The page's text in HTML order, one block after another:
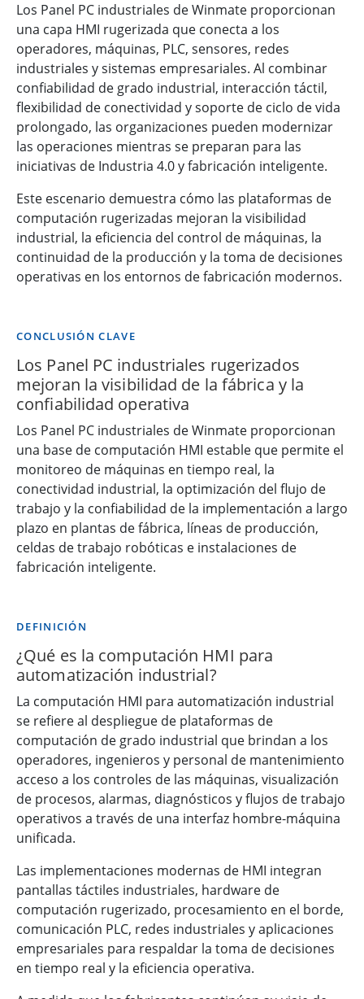
Los Panel PC industriales de Winmate proporcionan
una capa HMI rugerizada que conecta a los
operadores, máquinas, PLC, sensores, redes
industriales y sistemas empresariales. Al combinar
confiabilidad de grado industrial, interacción táctil,
flexibilidad de conectividad y soporte de ciclo de vida
prolongado, las organizaciones pueden modernizar
las operaciones mientras se preparan para las
iniciativas de Industria 4.0 y fabricación inteligente.
Este escenario demuestra cómo las plataformas de
computación rugerizadas mejoran la visibilidad
industrial, la eficiencia del control de máquinas, la
continuidad de la producción y la toma de decisiones
operativas en los entornos de fabricación modernos.
CONCLUSIÓN CLAVE
Los Panel PC industriales rugerizados
mejoran la visibilidad de la fábrica y la
confiabilidad operativa
Los Panel PC industriales de Winmate proporcionan
una base de computación HMI estable que permite el
monitoreo de máquinas en tiempo real, la
conectividad industrial, la optimización del flujo de
trabajo y la confiabilidad de la implementación a largo
plazo en plantas de fábrica, líneas de producción,
celdas de trabajo robóticas e instalaciones de
fabricación inteligente.
DEFINICIÓN
¿Qué es la computación HMI para
automatización industrial?
La computación HMI para automatización industrial
se refiere al despliegue de plataformas de
computación de grado industrial que brindan a los
operadores, ingenieros y personal de mantenimiento
acceso a los controles de las máquinas, visualización
de procesos, alarmas, diagnósticos y flujos de trabajo
operativos a través de una interfaz hombre-máquina
unificada.
Las implementaciones modernas de HMI integran
pantallas táctiles industriales, hardware de
computación rugerizado, procesamiento en el borde,
comunicación PLC, redes industriales y aplicaciones
empresariales para respaldar la toma de decisiones
en tiempo real y la eficiencia operativa.